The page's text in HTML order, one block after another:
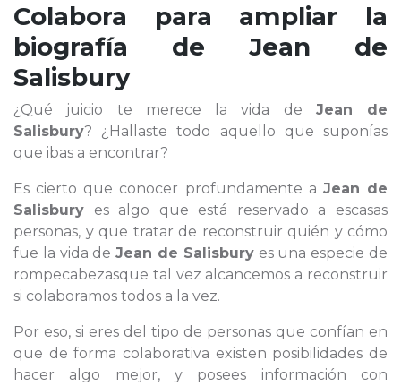
Colabora para ampliar la
biografía de Jean de
Salisbury
¿Qué juicio te merece la vida de Jean de
Salisbury? ¿Hallaste todo aquello que suponías
que ibas a encontrar?
Es cierto que conocer profundamente a Jean de
Salisbury es algo que está reservado a escasas
personas, y que tratar de reconstruir quién y cómo
fue la vida deJean de Salisburyes una especie de
rompecabezasque tal vez alcancemos a reconstruir
si colaboramos todos a la vez.
Por eso, si eres del tipo de personas que confían en
que de forma colaborativa existen posibilidades de
hacer algo mejor, y posees información con